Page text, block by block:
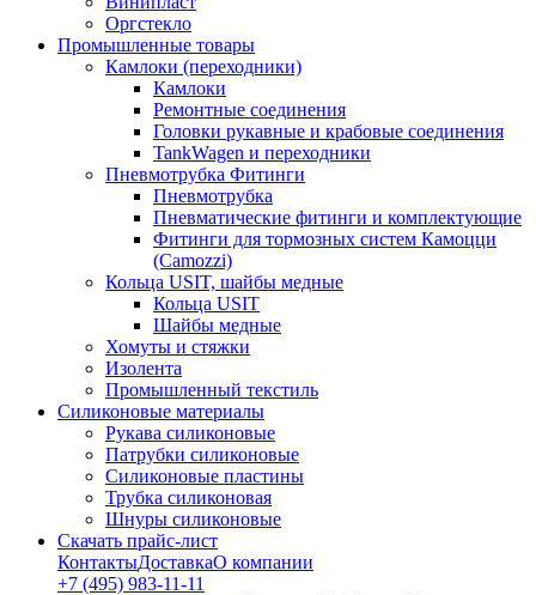
Оргстекло
Промышленные товары
Камлоки (переходники)
Камлоки
Ремонтные соединения
Головки рукавные и крабовые соединения
TankWagen и переходники
Пневмотрубка Фитинги
Пневмотрубка
Пневматические фитинги и комплектующие
Фитинги для тормозных систем Камоцци
(Camozzi)
Кольца USIT, шайбы медные
Кольца USIT
Шайбы медные
Хомуты и стяжки
Изолента
Промышленный текстиль
Силиконовые материалы
Рукава силиконовые
Патрубки силиконовые
Силиконовые пластины
Трубка силиконовая
Шнуры силиконовые
Скачать прайс-лист
КонтактыДоставкаО компании
+7 (495) 983-11-11